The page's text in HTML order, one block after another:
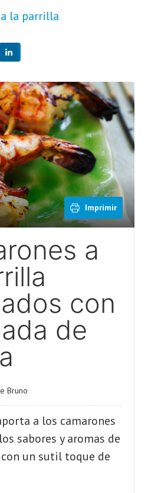
la parrilla
Imprimir
a
con
de
Bruno
a los camarones
sabores y aromas de
un sutil toque de